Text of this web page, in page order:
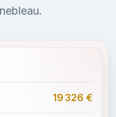
19 326 €